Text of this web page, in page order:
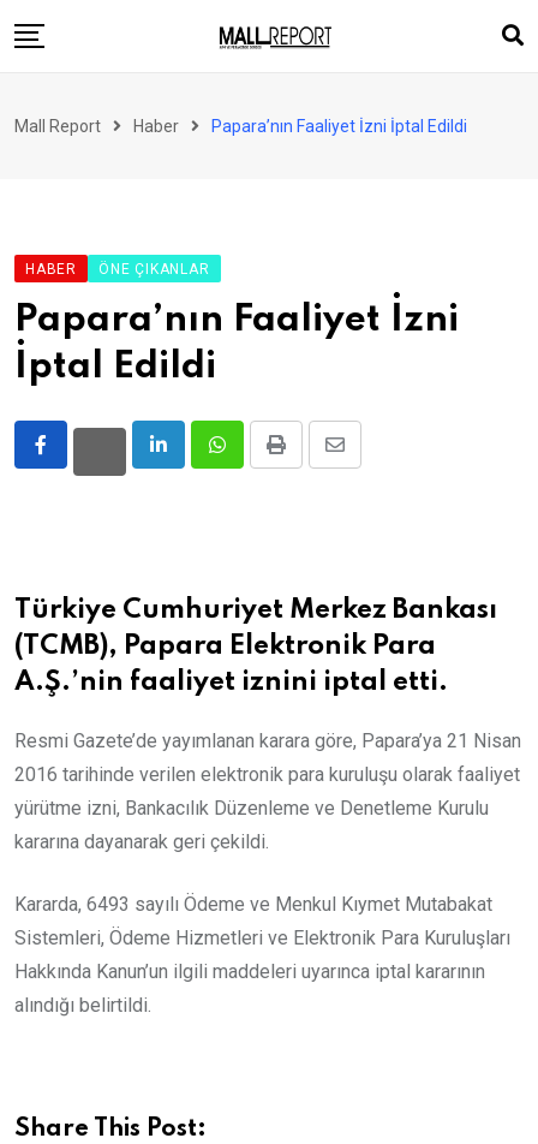
to
Perakende
FinTech
Ürün ve Hizmet
Enerji
Gündem
Mall Report Haber Papara’nın Faaliyet İzni İptal Edildi
HABER ÖNE ÇIKANLAR
Papara’nın Faaliyet İzni
İptal Edildi
LinkedInWhatsappPrint
Share
Türkiye Cumhuriyet Merkez Bankası
(TCMB), Papara Elektronik Para
A.Ş.’nin faaliyet iznini iptal etti.
Resmi Gazete’de yayımlanan karara göre, Papara’ya 21 Nisan
2016 tarihinde verilen elektronik para kuruluşu olarak faaliyet
yürütme izni, Bankacılık Düzenleme ve Denetleme Kurulu
kararına dayanarak geri çekildi.
Kararda, 6493 sayılı Ödeme ve Menkul Kıymet Mutabakat
Sistemleri, Ödeme Hizmetleri ve Elektronik Para Kuruluşları
Hakkında Kanun’un ilgili maddeleri uyarınca iptal kararının
alındığı belirtildi.
Share This Post: